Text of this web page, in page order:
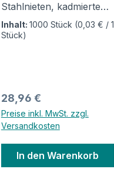
Stahlnieten, kadmierte
Ausführung zur
Befestigung von
kadmierte Nieten auf
Grobkornfolie!
Produktsicherheit und
Kontaktinformationen
GmbH Ahornstrasse 16
Inhalt: 1000 Stück (0,03 € / 1
Stück)
Regulärer Preis:
28,96 €
Preise inkl. MwSt. zzgl.
Versandkosten
In den Warenkorb